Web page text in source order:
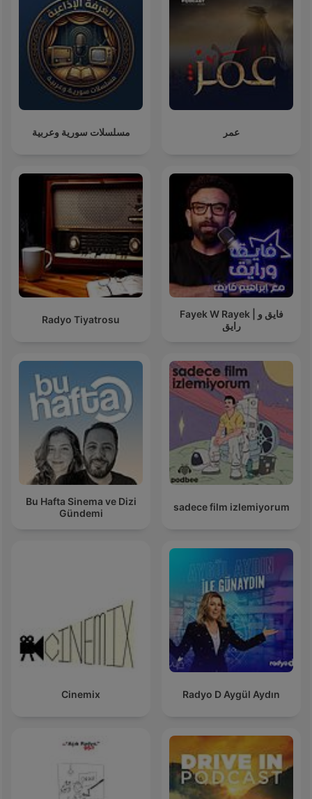
مسلسلات سورية وعربية عمر
Radyo Tiyatrosu
Fayek W Rayek | فايق و
رايق
Bu Hafta Sinema ve Dizi
Gündemi
sadece film izlemiyorum
Cinemix Radyo D Aygül Aydın